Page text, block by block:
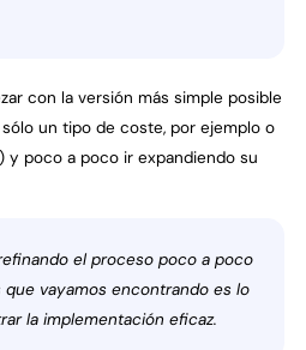
con la versión más simple posible
un tipo de coste, por ejemplo o
y poco a poco ir expandiendo su
el proceso poco a poco
vayamos encontrando es lo
la implementación eficaz.